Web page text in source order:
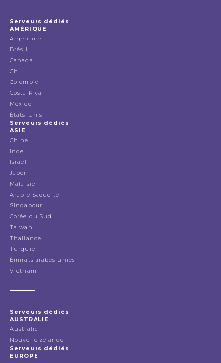
Serveurs dédiés
AMÉRIQUE
Argentine
Brésil
Canada
Chili
Colombie
Costa Rica
Mexico
États-Unis
Serveurs dédiés
ASIE
Chine
Inde
Israel
Japon
Malaisie
Arabie Saoudite
Singapour
Corée du Sud
Taiwan
Thailande
Turquie
Émirats arabes unies
Vietnam
Serveurs dédiés
AUSTRALIE
Australie
Nouvelle zélande
Serveurs dédiés
EUROPE